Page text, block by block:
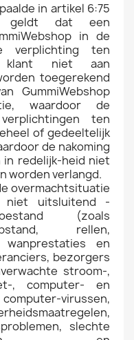
in artikel 6:75
geldt dat een
in de
verplichting ten
niet aan
toegerekend
GummiWebshop
waardoor de
ten
of gedeeltelijk
de nakoming
redelijk-heid niet
worden verlangd.
overmachtsituatie
uitsluitend -
(zoals
rellen,
wanprestaties en
bezorgers
stroom-,
, computer- en
virussen,
slechte